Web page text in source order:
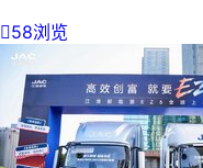
58浏览